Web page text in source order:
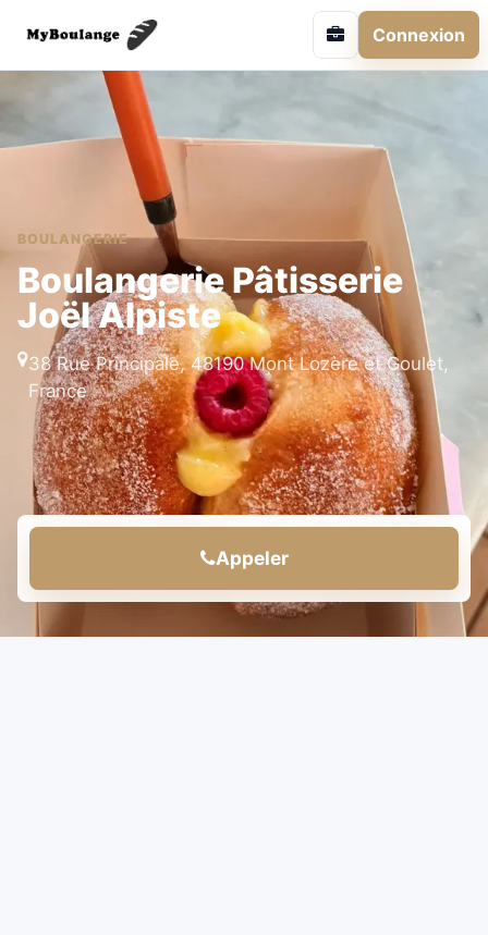
Connexion
BOULANGERIE
Boulangerie Pâtisserie
Joël Alpiste
38 Rue Principale, 48190 Mont Lozère et Goulet,
France
Appeler